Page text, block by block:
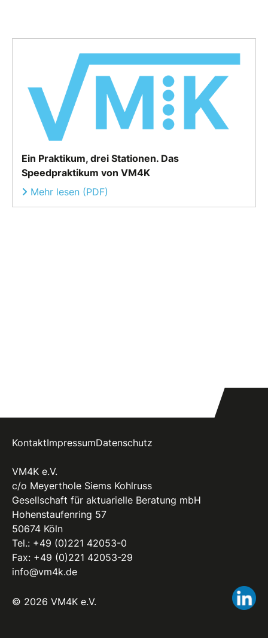
Ein Praktikum, drei Stationen. Das
Speedpraktikum von VM4K
Mehr lesen (PDF)
KontaktImpressumDatenschutz
VM4K e.V.
c/o Meyerthole Siems Kohlruss
Gesellschaft für aktuarielle Beratung mbH
Hohenstaufenring 57
50674 Köln
Tel.: +49 (0)221 42053-0
Fax: +49 (0)221 42053-29
info@vm4k.de
© 2026 VM4K e.V.